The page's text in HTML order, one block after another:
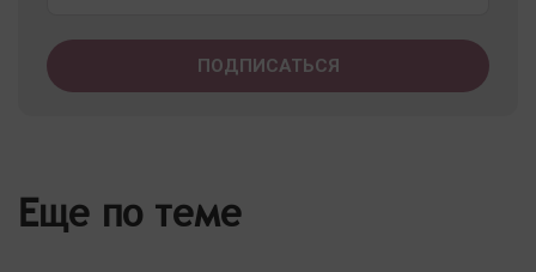
Еще по теме